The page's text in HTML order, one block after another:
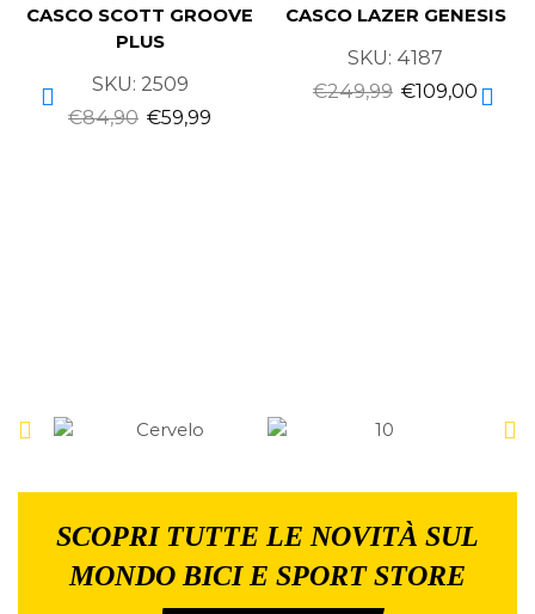
CASCO SCOTT GROOVE
PLUS
SKU: 2509
€84,90 €59,99
CASCO LAZER GENESIS
SKU: 4187
€249,99 €109,00
SCOPRI TUTTE LE NOVITÀ SUL
MONDO BICI E SPORT STORE